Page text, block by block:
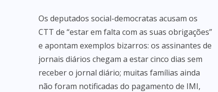
Os deputados social-democratas acusam os
CTT de “estar em falta com as suas obrigações”
e apontam exemplos bizarros: os assinantes de
jornais diários chegam a estar cinco dias sem
receber o jornal diário; muitas famílias ainda
não foram notificadas do pagamento de IMI,